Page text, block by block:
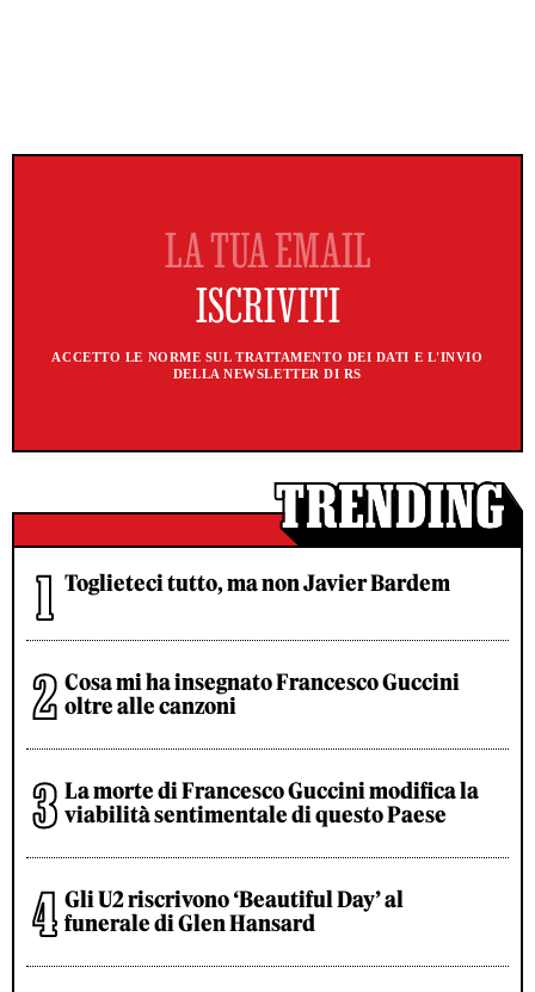
ACCETTO LE NORME SUL TRATTAMENTO DEI DATI E L'INVIO
DELLA NEWSLETTER DI RS
Toglieteci tutto, ma non Javier Bardem
Cosa mi ha insegnato Francesco Guccini
oltre alle canzoni
La morte di Francesco Guccini modifica la
viabilità sentimentale di questo Paese
Gli U2 riscrivono ‘Beautiful Day’ al
funerale di Glen Hansard